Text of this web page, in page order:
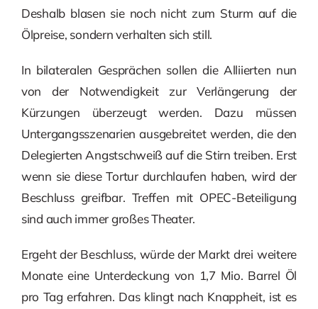
Deshalb blasen sie noch nicht zum Sturm auf die
Ölpreise, sondern verhalten sich still.
In bilateralen Gesprächen sollen die Alliierten nun
von der Notwendigkeit zur Verlängerung der
Kürzungen überzeugt werden. Dazu müssen
Untergangsszenarien ausgebreitet werden, die den
Delegierten Angstschweiß auf die Stirn treiben. Erst
wenn sie diese Tortur durchlaufen haben, wird der
Beschluss greifbar. Treffen mit OPEC-Beteiligung
sind auch immer großes Theater.
Ergeht der Beschluss, würde der Markt drei weitere
Monate eine Unterdeckung von 1,7 Mio. Barrel Öl
pro Tag erfahren. Das klingt nach Knappheit, ist es